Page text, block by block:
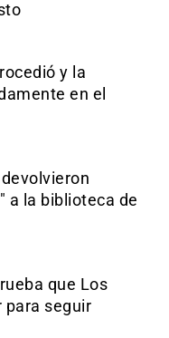
y la
en el
a la biblioteca de
que Los
para seguir